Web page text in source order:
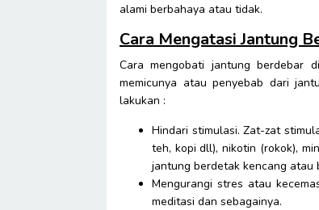
alami berbahaya atau tidak.
Cara Mengatasi Jantung
Cara mengobati jantung berdebar
memicunya atau penyebab dari
lakukan :
Hindari stimulasi. Zat-zat
teh, kopi dll), nikotin (rokok),
jantung berdetak kencang
Mengurangi stres atau
meditasi dan sebagainya.